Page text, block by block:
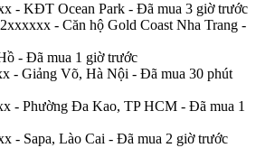
- KĐT Ocean Park - Đã mua 3 giờ trước
- Căn hộ Gold Coast Nha Trang -
- Đã mua 1 giờ trước
- Giảng Võ, Hà Nội - Đã mua 30 phút
- Phường Đa Kao, TP HCM - Đã mua 1
- Sapa, Lào Cai - Đã mua 2 giờ trước